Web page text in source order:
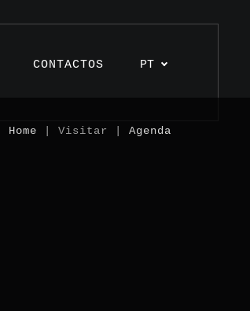
PT
CONTACTOS
Home | Visitar | Agenda